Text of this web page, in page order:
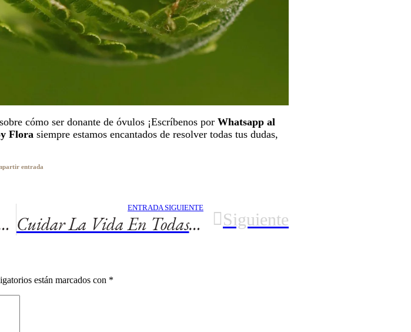
cómo ser donante de óvulos ¡Escríbenos por Whatsapp al
Flora siempre estamos encantados de resolver todas tus dudas,
entrada
Recibirá Mis Óvulos?
ENTRADA SIGUIENTE
Cuidar La Vida En Todas Sus Formas. Siguiente
están marcados con *